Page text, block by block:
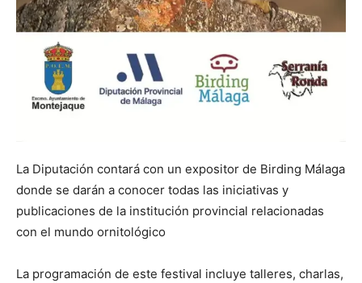
La Diputación contará con un expositor de Birding Málaga
donde se darán a conocer todas las iniciativas y
publicaciones de la institución provincial relacionadas
con el mundo ornitológico
La programación de este festival incluye talleres, charlas,